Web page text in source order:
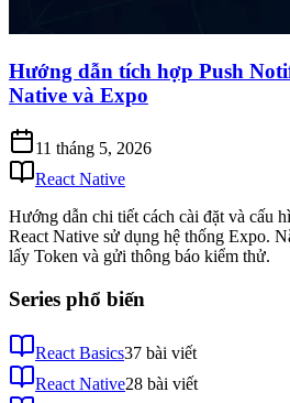
Hướng dẫn tích hợp Push
Native và Expo
11 tháng 5, 2026
React Native
Hướng dẫn chi tiết cách cài đặt và cấu
React Native sử dụng hệ thống Expo.
lấy Token và gửi thông báo kiểm thử.
Series phổ biến
React Basics37 bài viết
React Native28 bài viết